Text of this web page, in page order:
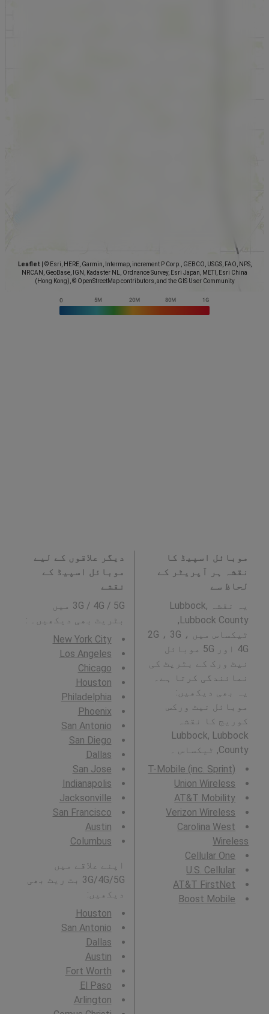
Leaflet
© Esri, HERE, Garmin, Intermap, increment P Corp., GEBCO, USGS, FAO, NPS,
NRCAN, GeoBase, IGN, Kadaster NL, Ordnance Survey, Esri Japan, METI, Esri China
(Hong Kong), © OpenStreetMap contributors, and the GIS User Community
موبائل اسپیڈ کا
نقشہ ہر آپریٹر کے
لحاظ سے
یہ نقشہ Lubbock,
Lubbock County,
ٹیکساس میں 2G ، 3G ،
4G اور 5G موبائل
نیٹ ورک کے بٹریٹ کی
نمائندگی کرتا ہے۔
یہ بھی دیکھیں:
موبائل نیٹ ورکس
کوریج کا نقشہ
Lubbock, Lubbock
County, ٹیکساس ۔
T-Mobile (inc. Sprint)
Union Wireless
AT&T Mobility
Verizon Wireless
Carolina West
Wireless
Cellular One
U.S. Cellular
AT&T FirstNet
Boost Mobile
دیگر علاقوں کے لیے
موبائل اسپیڈ کے
نقشے
3G / 4G / 5G میں
بٹریٹ بھی دیکھیں۔ :
New York City
Los Angeles
Chicago
Houston
Philadelphia
Phoenix
San Antonio
San Diego
Dallas
San Jose
Indianapolis
Jacksonville
San Francisco
Austin
Columbus
اپنے علاقے میں
3G/4G/5G بٹ ریٹ بھی
دیکھیں:
Houston
San Antonio
Dallas
Austin
Fort Worth
El Paso
Arlington